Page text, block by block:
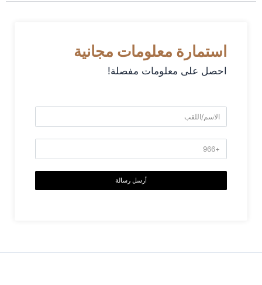
استمارة معلومات مجانية
احصل على معلومات مفصلة!
أرسل رسالة